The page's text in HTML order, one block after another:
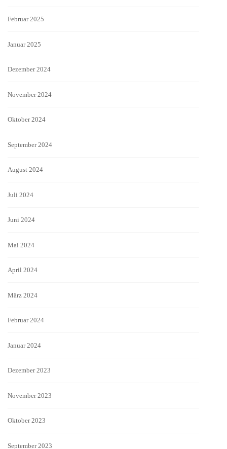
Februar 2025
Januar 2025
Dezember 2024
November 2024
Oktober 2024
September 2024
August 2024
Juli 2024
Juni 2024
Mai 2024
April 2024
März 2024
Februar 2024
Januar 2024
Dezember 2023
November 2023
Oktober 2023
September 2023